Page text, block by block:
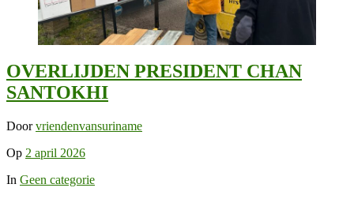
OVERLIJDEN PRESIDENT CHAN
SANTOKHI
Doorvriendenvansuriname
Op 2 april 2026
In Geen categorie